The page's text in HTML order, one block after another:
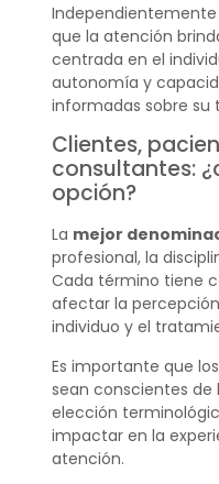
que la atención
centrada en el
autonomía y
informadas sobre su
Clientes,
consultantes:
opción?
La mejor
profesional, la
Cada término tiene
afectar la
individuo y el
Es importante que
sean conscientes de
elección
impactar en la
atención.